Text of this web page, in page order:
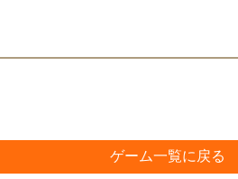
ゲーム一覧に戻る